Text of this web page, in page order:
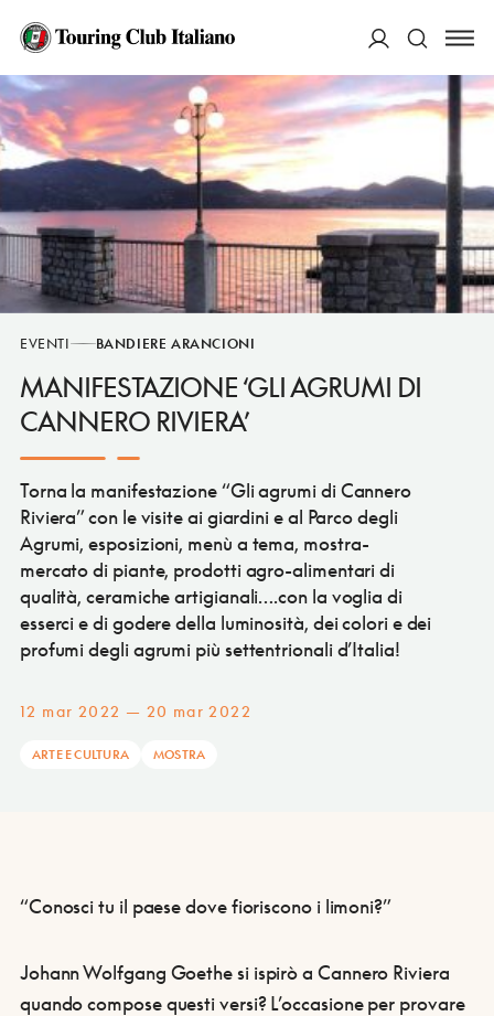
EVENTI BANDIERE ARANCIONI
MANIFESTAZIONE ‘GLI AGRUMI DI
CANNERO RIVIERA’
Torna la manifestazione “Gli agrumi di Cannero
Riviera” con le visite ai giardini e al Parco degli
Agrumi, esposizioni, menù a tema, mostra-
mercato di piante, prodotti agro-alimentari di
qualità, ceramiche artigianali….con la voglia di
esserci e di godere della luminosità, dei colori e dei
profumi degli agrumi più settentrionali d’Italia!
12 mar 2022 — 20 mar 2022
ARTE E CULTURA MOSTRA
“Conosci tu il paese dove fioriscono i limoni?”
Johann Wolfgang Goethe si ispirò a Cannero Riviera
quando compose questi versi? L’occasione per provare